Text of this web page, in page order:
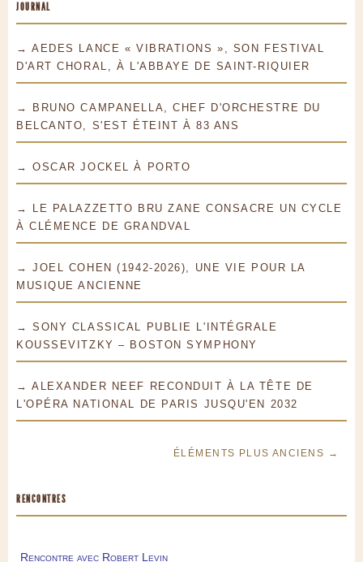
JOURNAL
→ AEDES LANCE « VIBRATIONS », SON FESTIVAL
D'ART CHORAL, À L'ABBAYE DE SAINT-RIQUIER
→ BRUNO CAMPANELLA, CHEF D'ORCHESTRE DU
BELCANTO, S'EST ÉTEINT À 83 ANS
→ OSCAR JOCKEL À PORTO
→ LE PALAZZETTO BRU ZANE CONSACRE UN CYCLE
À CLÉMENCE DE GRANDVAL
→ JOEL COHEN (1942-2026), UNE VIE POUR LA
MUSIQUE ANCIENNE
→ SONY CLASSICAL PUBLIE L'INTÉGRALE
KOUSSEVITZKY – BOSTON SYMPHONY
→ ALEXANDER NEEF RECONDUIT À LA TÊTE DE
L'OPÉRA NATIONAL DE PARIS JUSQU'EN 2032
ÉLÉMENTS PLUS ANCIENS →
RENCONTRES
Rencontre avec Robert Levin